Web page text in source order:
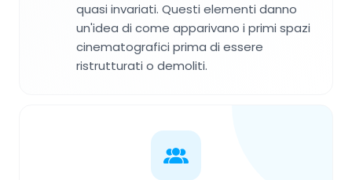
quasi invariati. Questi elementi danno
un'idea di come apparivano i primi spazi
cinematografici prima di essere
ristrutturati o demoliti.